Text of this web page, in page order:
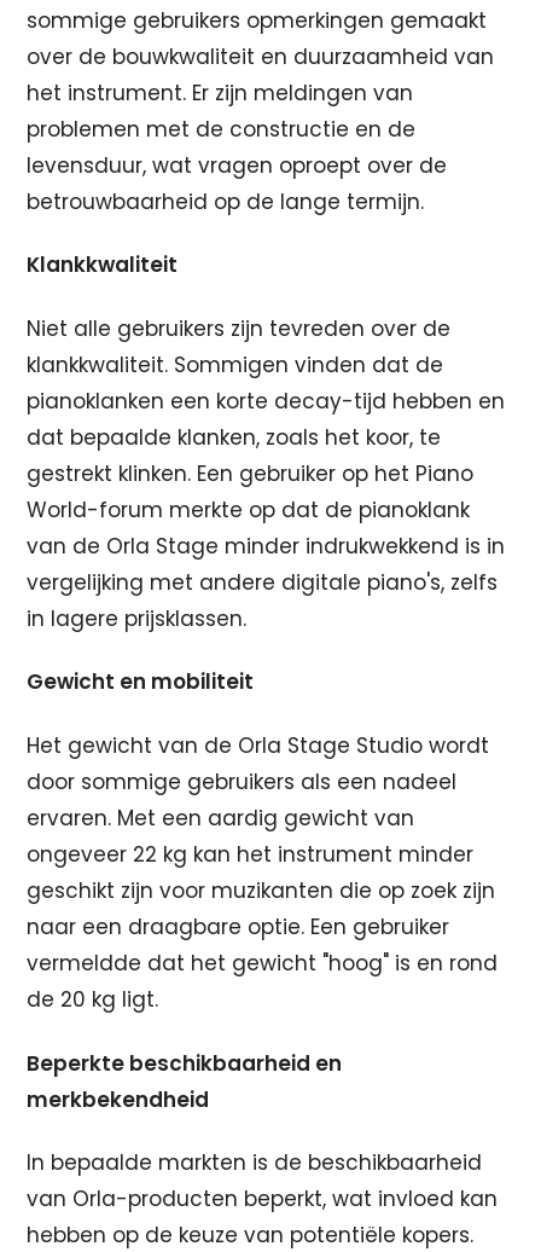
sommige gebruikers opmerkingen gemaakt
over de bouwkwaliteit en duurzaamheid van
het instrument. Er zijn meldingen van
problemen met de constructie en de
levensduur, wat vragen oproept over de
betrouwbaarheid op de lange termijn.
Klankkwaliteit
Niet alle gebruikers zijn tevreden over de
klankkwaliteit. Sommigen vinden dat de
pianoklanken een korte decay-tijd hebben en
dat bepaalde klanken, zoals het koor, te
gestrekt klinken. Een gebruiker op het Piano
World-forum merkte op dat de pianoklank
van de Orla Stage minder indrukwekkend is in
vergelijking met andere digitale piano's, zelfs
in lagere prijsklassen.
Gewicht en mobiliteit
Het gewicht van de Orla Stage Studio wordt
door sommige gebruikers als een nadeel
ervaren. Met een aardig gewicht van
ongeveer 22 kg kan het instrument minder
geschikt zijn voor muzikanten die op zoek zijn
naar een draagbare optie. Een gebruiker
vermeldde dat het gewicht "hoog" is en rond
de 20 kg ligt.
Beperkte beschikbaarheid en
merkbekendheid
In bepaalde markten is de beschikbaarheid
van Orla-producten beperkt, wat invloed kan
hebben op de keuze van potentiële kopers.